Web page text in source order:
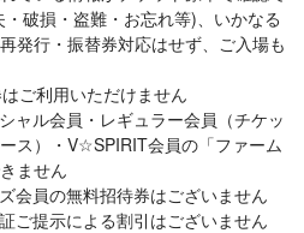
破損・盗難・お忘れ等)、いかなる
発行・振替券対応はせず、ご入場も
ご利用いただけません
ャル会員・レギュラー会員（チケッ
ス）・V☆SPIRIT会員の「ファーム
ません
会員の無料招待券はございません
ご提示による割引はございません